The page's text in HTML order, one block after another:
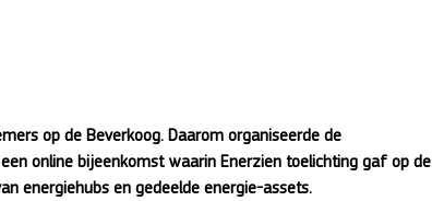
op de Beverkoog. Daarom organiseerde de
online bijeenkomst waarin Enerzien toelichting gaf op de
energiehubs en gedeelde energie-assets.